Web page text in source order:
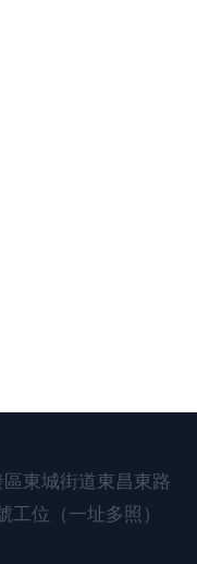
東城街道東昌東路
位（一址多照）